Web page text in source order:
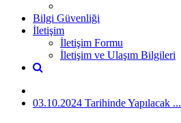
Bilgi Güvenliği
İletişim
İletişim Formu
İletişim ve Ulaşım Bilgileri
03.10.2024 Tarihinde Yapılacak ...